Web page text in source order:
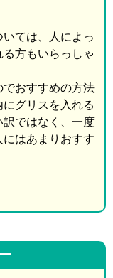
ては、人によっ
方もいらっしゃ
おすすめの方法
グリスを入れる
ではなく、一度
はあまりおすす